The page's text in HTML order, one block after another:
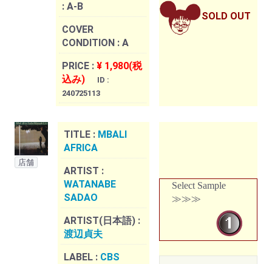
: A-B
COVER
CONDITION : A
PRICE : ¥ 1,980(税
込み)
ID :
240725113
SOLD OUT
店舗
TITLE : MBALI
AFRICA
ARTIST :
WATANABE
SADAO
ARTIST(日本語) :
渡辺貞夫
LABEL : CBS
Select Sample
≫≫≫